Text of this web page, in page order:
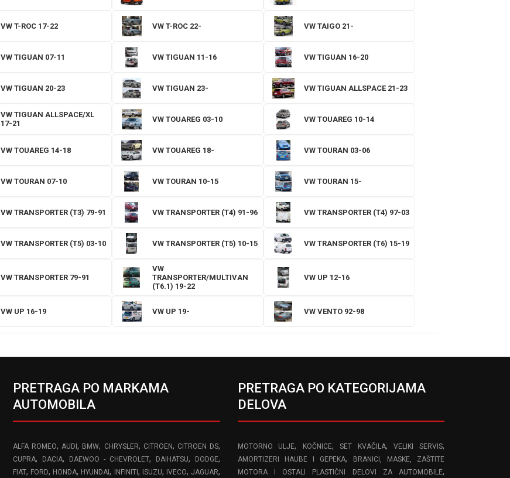
VW T-ROC 17-22 VW T-ROC 22- VW TAIGO 21-
VW TIGUAN 07-11 VW TIGUAN 11-16 VW TIGUAN 16-20
VW TIGUAN 20-23 VW TIGUAN 23- VW TIGUAN ALLSPACE 21-23
VW TIGUAN ALLSPACE/XL
17-21
VW TOUAREG 03-10 VW TOUAREG 10-14
VW TOUAREG 14-18 VW TOUAREG 18- VW TOURAN 03-06
VW TOURAN 07-10 VW TOURAN 10-15 VW TOURAN 15-
VW TRANSPORTER (T3) 79-91 VW TRANSPORTER (T4) 91-96 VW TRANSPORTER (T4) 97-03
VW TRANSPORTER (T5) 03-10 VW TRANSPORTER (T5) 10-15 VW TRANSPORTER (T6) 15-19
VW TRANSPORTER 79-91
VW
TRANSPORTER/MULTIVAN
(T6.1) 19-22
VW UP 12-16
VW UP 16-19 VW UP 19- VW VENTO 92-98
PRETRAGA PO MARKAMA
AUTOMOBILA
ALFA ROMEO, AUDI, BMW, CHRYSLER, CITROEN, CITROEN DS,
CUPRA, DACIA, DAEWOO - CHEVROLET, DAIHATSU, DODGE,
FIAT, FORD, HONDA, HYUNDAI, INFINITI, ISUZU, IVECO, JAGUAR,
PRETRAGA PO KATEGORIJAMA
DELOVA
MOTORNO ULJE, KOČNICE,SET KVAČILA,VELIKI SERVIS,
AMORTIZERI HAUBE I GEPEKA,
BRANICI, MASKE, ZAŠTITE
MOTORA I OSTALI PLASTIČNI DELOVI ZA AUTOMOBILE,